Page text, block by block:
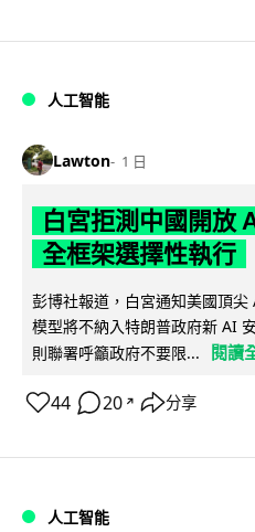
人工智能
Lawton 1 日
白宮拒測中國開放
全框架選擇性執行
彭博社報道，白宮通知美國頂
模型將不納入特朗普政府新 AI
則聯署呼籲政府不要限...
閱讀
44 20 ↗ 分享
人工智能